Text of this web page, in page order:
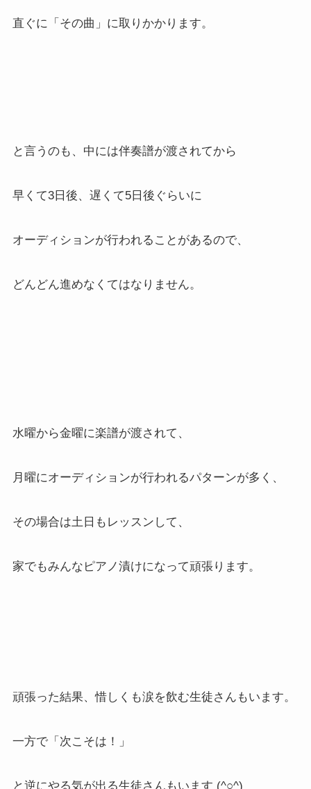
直ぐに「その曲」に取りかかります。
と言うのも、中には伴奏譜が渡されてから
早くて3日後、遅くて5日後ぐらいに
オーディションが行われることがあるので、
どんどん進めなくてはなりません。
水曜から金曜に楽譜が渡されて、
月曜にオーディションが行われるパターンが多く、
その場合は土日もレッスンして、
家でもみんなピアノ漬けになって頑張ります。
頑張った結果、惜しくも涙を飲む生徒さんもいます。
一方で「次こそは！」
と逆にやる気が出る生徒さんもいます (^○^)